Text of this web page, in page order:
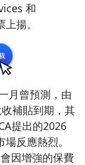
和
揚。
月曾預測，由
補貼到期，其
提出的2026
反應熱烈。
因增強的保費